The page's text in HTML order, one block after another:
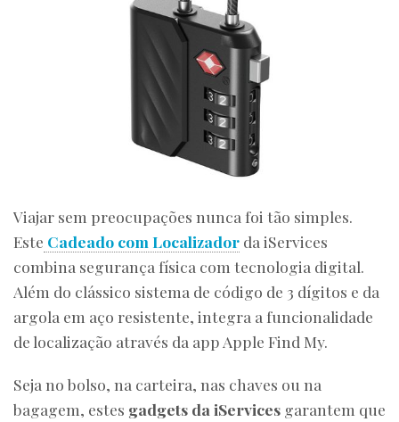
Viajar sem preocupações nunca foi tão simples.
Este Cadeado com Localizador da iServices
combina segurança física com tecnologia digital.
Além do clássico sistema de código de 3 dígitos e da
argola em aço resistente, integra a funcionalidade
de localização através da app Apple Find My.
Seja no bolso, na carteira, nas chaves ou na
bagagem, estes gadgets da iServices garantem que